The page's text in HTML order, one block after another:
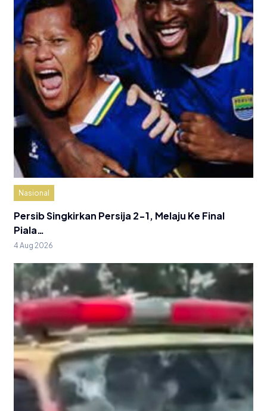
Nasional
Persib Singkirkan Persija 2-1, Melaju Ke Final
Piala…
4 Aug 2026